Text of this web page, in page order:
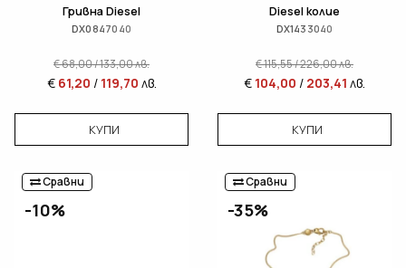
Гривна Diesel
DX0847040
€68,00/133,00лв.
€ 61,20 / 119,70 лв.
КУПИ
Diesel колие
DX1433040
€115,55/226,00лв.
€ 104,00 / 203,41 лв.
КУПИ
Сравни
-10%
Сравни
-35%